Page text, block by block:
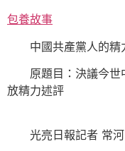
包養故事
中國共產黨人的精
原題目：決議今世
放精力述評
光亮日報記者 常河